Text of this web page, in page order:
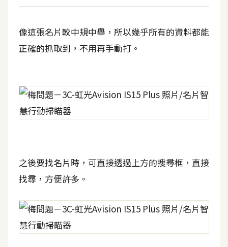
像這張名片較中規中舉，所以幾乎所有的資料都能
正確的抓取到，不用再手動打。
之後要找名片時，可直接透過上方的搜尋框，直接
找尋，方便許多。